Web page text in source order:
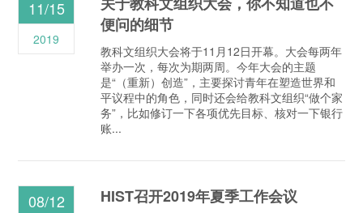
便问的细节
教科文组织大会将于11月12日开幕。大会每两年
举办一次，每次为期两周。今年大会的主题
是“（重新）创造”，主要探讨青年在塑造世界和
平议程中的角色，同时还会给教科文组织“做个家
务”，比如修订一下各项优先目标、核对一下银行
账...
11/15
2019
HIST召开2019年夏季工作会议
08/12